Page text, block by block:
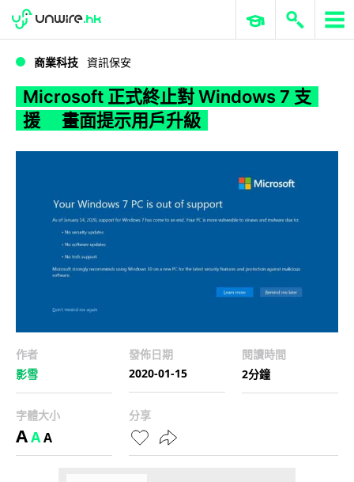
WWDC 2026 ERP 與商業 AI
商業科技 資訊保安
Microsoft 正式終止對 Windows 7 支
援 畫面提示用戶升級
作者
影雪
發佈日期
2020-01-15
閱讀時間
2分鐘
字體大小
AAA
分享